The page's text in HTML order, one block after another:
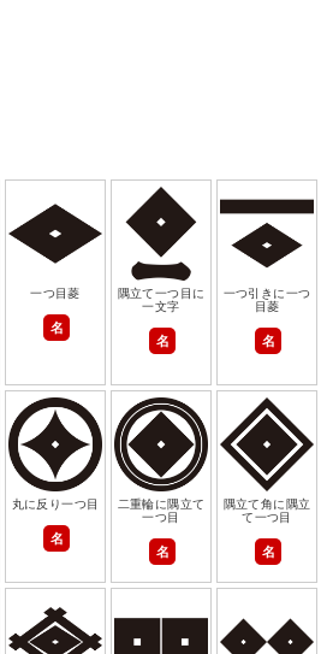
一つ目菱
名
隅立て一つ目に
一文字
名
一つ引きに一つ
目菱
名
丸に反り一つ目
名
二重輪に隅立て
一つ目
名
隅立て角に隅立
て一つ目
名